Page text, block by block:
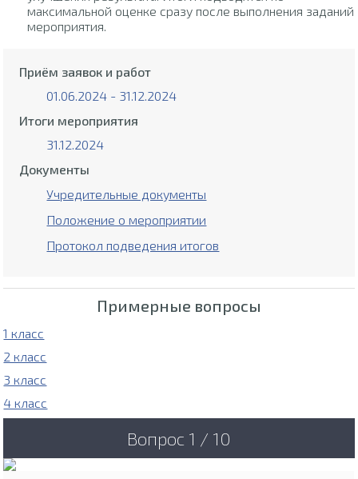
максимальной оценке сразу после выполнения заданий
мероприятия.
Приём заявок и работ
01.06.2024 - 31.12.2024
Итоги мероприятия
31.12.2024
Документы
Учредительные документы
Положение о мероприятии
Протокол подведения итогов
Примерные вопросы
1 класс
2 класс
3 класс
4 класс
Вопрос 1 / 10